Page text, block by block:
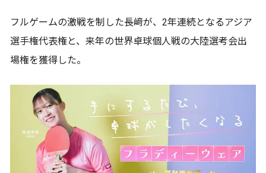
フルゲームの激戦を制した長﨑が、2年連続となるアジア
選手権代表権と、来年の世界卓球個人戦の大陸選考会出
場権を獲得した。